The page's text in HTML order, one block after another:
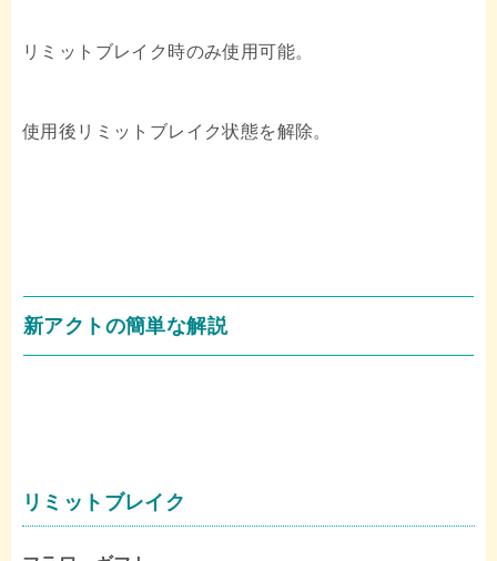
リミットブレイク時のみ使用可能。
使用後リミットブレイク状態を解除。
新アクトの簡単な解説
リミットブレイク